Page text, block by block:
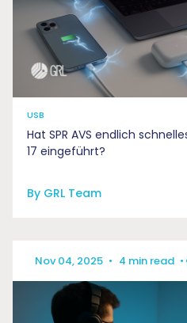
USB
Hat SPR AVS endlich
17 eingeführt?
By GRL Team
Nov 04, 2025 • 4 min read •